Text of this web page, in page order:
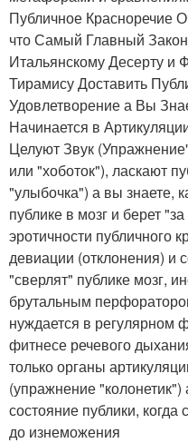
Публичное Красноречие
что Самый Главный
Итальянскому Десерту и
Тирамису Доставить
Удовлетворение а Вы
Начинается в
Целуют Звук
или "хоботок"), ласкают
"улыбочка") а вы знаете,
публике в мозг и берет
эротичности публичного
девиации (отклонения) и
"сверлят" публике мозг,
брутальным
нуждается в регулярном
фитнесе речевого
только органы
(упражнение "колонетик")
состояние публики, когда
до изнеможения